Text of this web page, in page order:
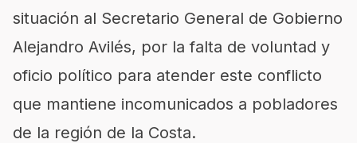
situación al Secretario General de Gobierno
Alejandro Avilés, por la falta de voluntad y
oficio político para atender este conflicto
que mantiene incomunicados a pobladores
de la región de la Costa.